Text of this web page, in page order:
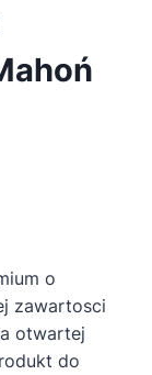
o
zawartosci
otwartej
do